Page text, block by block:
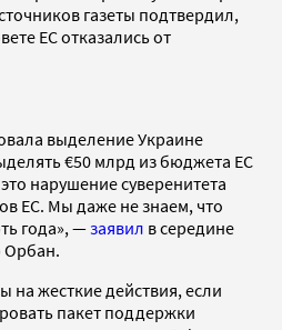
газеты подтвердил,
ЕС отказались от
выделение Украине
€50 млрд из бюджета ЕС
нарушение суверенитета
ЕС. Мы даже не знаем, что
года», —заявил в середине
Орбан.
на жесткие действия, если
пакет поддержки